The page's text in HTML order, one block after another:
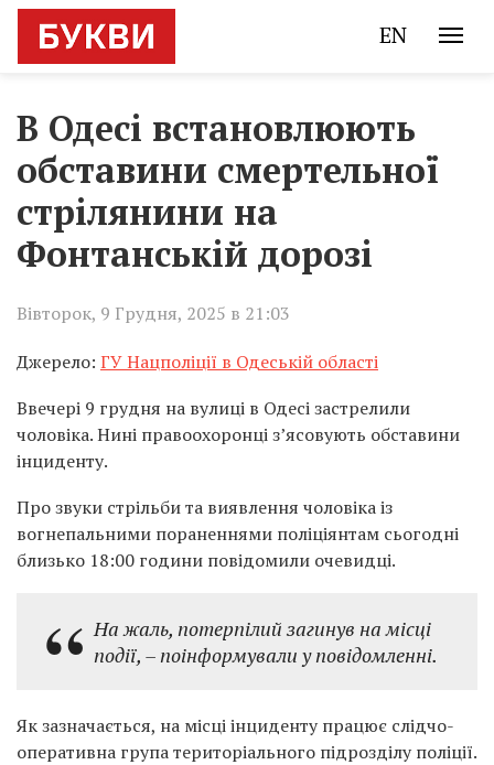
EN
В Одесі встановлюють
обставини смертельної
стрілянини на
Фонтанській дорозі
Вівторок, 9 Грудня, 2025 в 21:03
Джерело: ГУ Нацполіції в Одеській області
Ввечері 9 грудня на вулиці в Одесі застрелили
чоловіка. Нині правоохоронці з’ясовують обставини
інциденту.
Про звуки стрільби та виявлення чоловіка із
вогнепальними пораненнями поліціянтам сьогодні
близько 18:00 години повідомили очевидці.
На жаль, потерпілий загинув на місці
події, – поінформували у повідомленні.
Як зазначається, на місці інциденту працює слідчо-
оперативна група територіального підрозділу поліції.